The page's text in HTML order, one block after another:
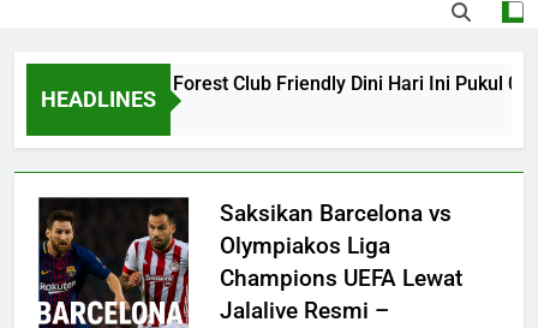
HEADLINES
vs Nottingham Forest Club Friendly Dini Hari Ini Pukul
Saksikan Barcelona vs
Olympiakos Liga
Champions UEFA Lewat
Jalalive Resmi –